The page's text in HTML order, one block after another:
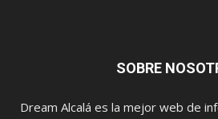
SOBRE
Dream Alcalá es la mejor web de